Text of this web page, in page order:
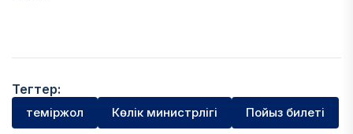
Тегтер:
теміржол Көлік министрлігі Пойыз билеті